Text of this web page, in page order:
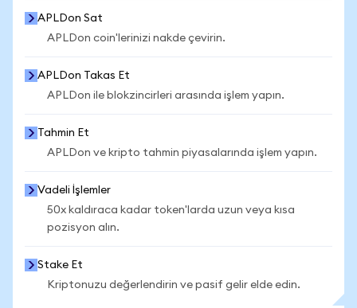
APLDon Sat
APLDon coin'lerinizi nakde çevirin.
APLDon Takas Et
APLDon ile blokzincirleri arasında işlem yapın.
Tahmin Et
APLDon ve kripto tahmin piyasalarında işlem yapın.
Vadeli İşlemler
50x kaldıraca kadar token'larda uzun veya kısa
pozisyon alın.
Stake Et
Kriptonuzu değerlendirin ve pasif gelir elde edin.